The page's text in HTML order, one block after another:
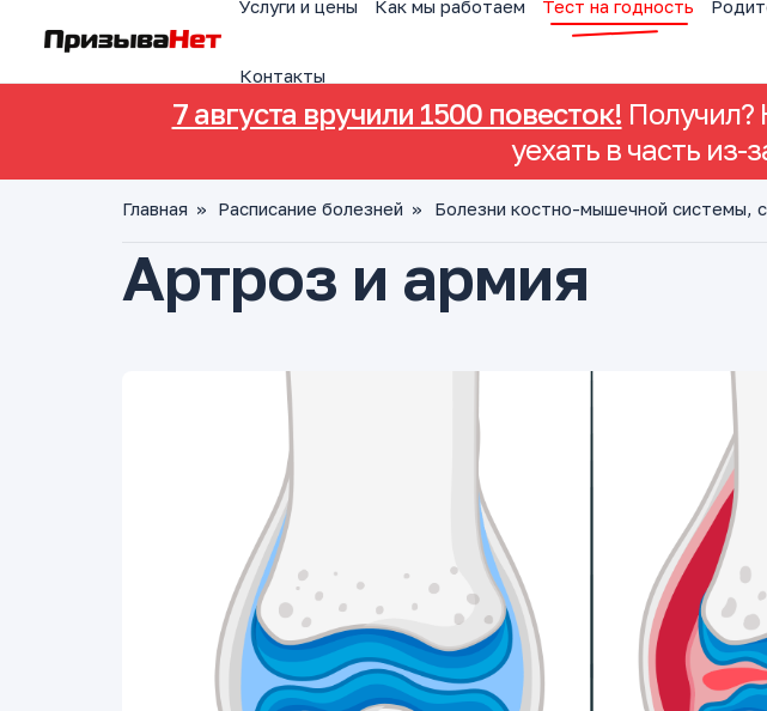
Услуги и цены Как мы работаем Тест на годность
Контакты
7 августа вручили 1500 повесток! Получил?
уехать в часть из-
Главная » Расписание болезней » Болезни костно-мышечной системы,
Артроз и армия